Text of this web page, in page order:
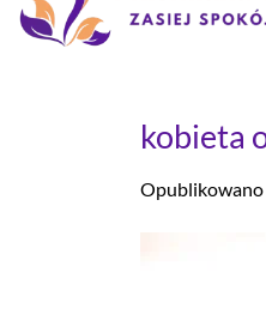
kobieta
Opublikowano